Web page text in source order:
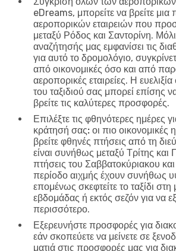
eDreams, μπορείτε να βρείτε μια
αεροπορικών εταιρειών που
μεταξύ Ρόδος και Σαντορίνη.
αναζήτησής μας εμφανίσει τις
για αυτό το δρομολόγιο,
από οικονομικές όσο και από
αεροπορικές εταιρείες. Η
του ταξιδιού σας μπορεί επίσης
βρείτε τις καλύτερες προσφορές.
Επιλέξτε τις φθηνότερες ημέρες
κράτησή σας: οι πιο οικονομικές
βρείτε φθηνές πτήσεις από τη
είναι συνήθως μεταξύ Τρίτης και
πτήσεις του Σαββατοκύριακου και
περίοδο αιχμής έχουν συνήθως
επομένως σκεφτείτε το ταξίδι στη
εβδομάδας ή εκτός σεζόν για να
περισσότερο.
Εξερευνήστε προσφορές για
εάν σκοπεύετε να μείνετε σε
ματιά στις προσφορές μας για